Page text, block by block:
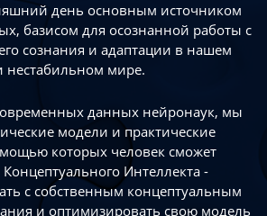
день основным источником
базисом для осознанной работы с
сознания и адаптации в нашем
нестабильном мире.
данных нейронаук, мы
модели и практические
которых человек сможет
Интеллекта -
с собственным концептуальным
и оптимизировать свою модель